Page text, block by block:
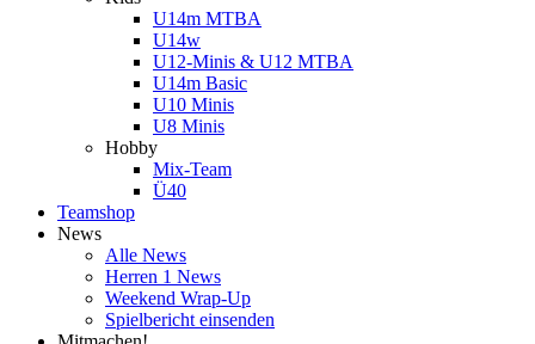
U14m MTBA
U14w
U12-Minis & U12 MTBA
U14m Basic
U10 Minis
U8 Minis
Hobby
Mix-Team
Ü40
Teamshop
News
Alle News
Herren 1 News
Weekend Wrap-Up
Spielbericht einsenden